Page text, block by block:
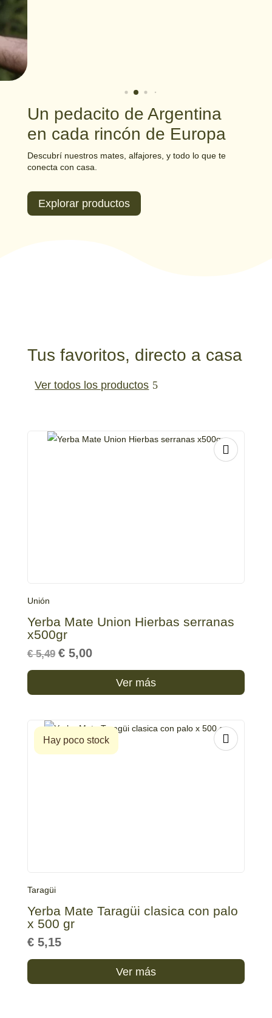
Un pedacito de Argentina
en cada rincón de Europa
Descubrí nuestros mates, alfajores, y todo lo que te
conecta con casa.
Explorar productos
Tus favoritos, directo a casa
Ver todos los productos
Unión
Yerba Mate Union Hierbas serranas
x500gr
€5,49 Original
price
was:
€5,00Current
is:
€ 5,00.Ver más
Hay poco stock
Taragüi
Yerba Mate Taragüi clasica con palo
x 500 gr
€5,15
Ver más